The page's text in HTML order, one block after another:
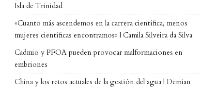
Isla de Trinidad
«Cuanto más ascendemos en la carrera científica, menos
mujeres científicas encontramos» | Camila Silveira da Silva
Cadmio y PFOA pueden provocar malformaciones en
embriones
China y los retos actuales de la gestión del agua | Demian